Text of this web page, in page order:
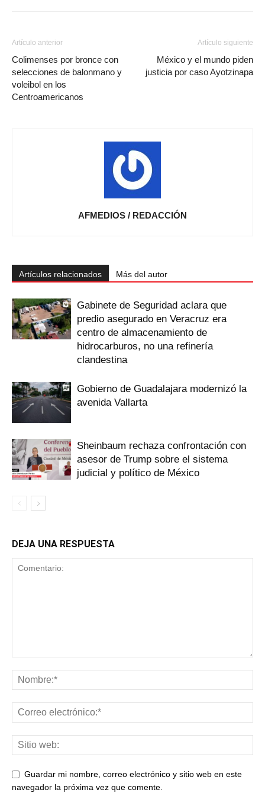
Artículo anterior
Colimenses por bronce con
selecciones de balonmano y
voleibol en los
Centroamericanos
Artículo siguiente
México y el mundo piden
justicia por caso Ayotzinapa
AFMEDIOS / REDACCIÓN
Artículos relacionados Más del autor
Gabinete de Seguridad aclara que
predio asegurado en Veracruz era
centro de almacenamiento de
hidrocarburos, no una refinería
clandestina
Gobierno de Guadalajara modernizó la
avenida Vallarta
Sheinbaum rechaza confrontación con
asesor de Trump sobre el sistema
judicial y político de México
DEJA UNA RESPUESTA
Guardar mi nombre, correo electrónico y sitio web en este
navegador la próxima vez que comente.